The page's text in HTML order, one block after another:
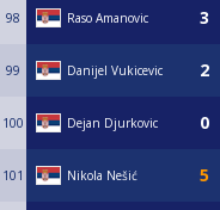
98 Raso Amanovic
99 Danijel Vukicevic
100 Dejan Djurkovic
101 Nikola Nešić